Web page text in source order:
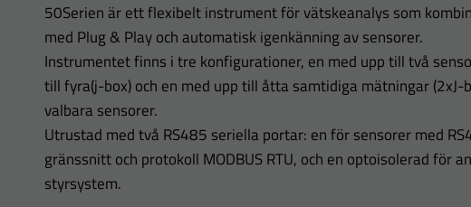
50Serien är ett flexibelt instrument för vätskeanalys som
med Plug & Play och automatisk igenkänning av sensorer.
Instrumentet finns i tre konfigurationer, en med upp till två
till fyra(j-box) och en med upp till åtta samtidiga mätningar
valbara sensorer.
Utrustad med två RS485 seriella portar: en för sensorer med
gränssnitt och protokoll MODBUS RTU, och en optoisolerad för
styrsystem.